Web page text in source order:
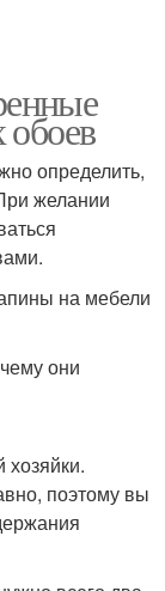
определить,
желании
на мебели
они
хозяйки.
поэтому вы